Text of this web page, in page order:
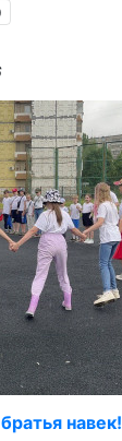
навек!